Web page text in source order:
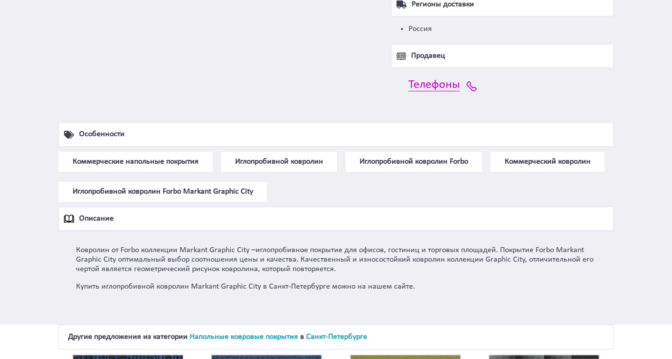
Регионы доставки
Россия
Продавец
Телефоны
Особенности
Коммерческие напольные покрытия Иглопробивной ковролин Иглопробивной ковролин Forbo Коммерческий ковролин
Иглопробивной ковролин Forbo Markant Graphic City
Описание
Ковролин от Forbo коллекции Markant Graphic City –иглопробивное покрытие для офисов, гостиниц и торговых площадей. Покрытие Forbo Markant
Graphic City оптимальный выбор соотношения цены и качества. Качественный и износостойкий ковролин коллекции Graphic City, отличительной его
чертой является геометрический рисунок ковролина, который повторяется.
Купить иглопробивной ковролин Markant Graphic City в Санкт-Петербурге можно на нашем сайте.
Другие предложения из категории Напольные ковровые покрытия в Санкт-Петербурге